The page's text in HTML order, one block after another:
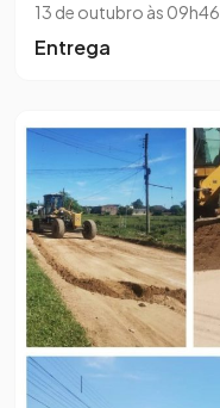
13 de outubro às 09h46
Entrega